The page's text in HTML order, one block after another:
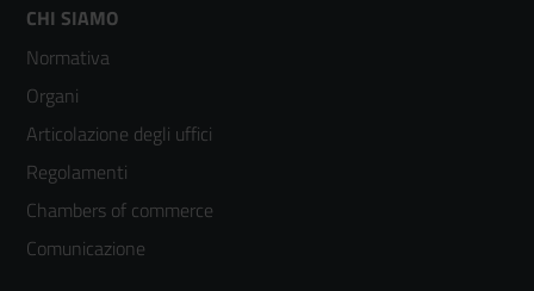
Footer
menù
colonna
3
CHI SIAMO
Normativa
Organi
Articolazione degli uffici
Regolamenti
Chambers of commerce
Comunicazione